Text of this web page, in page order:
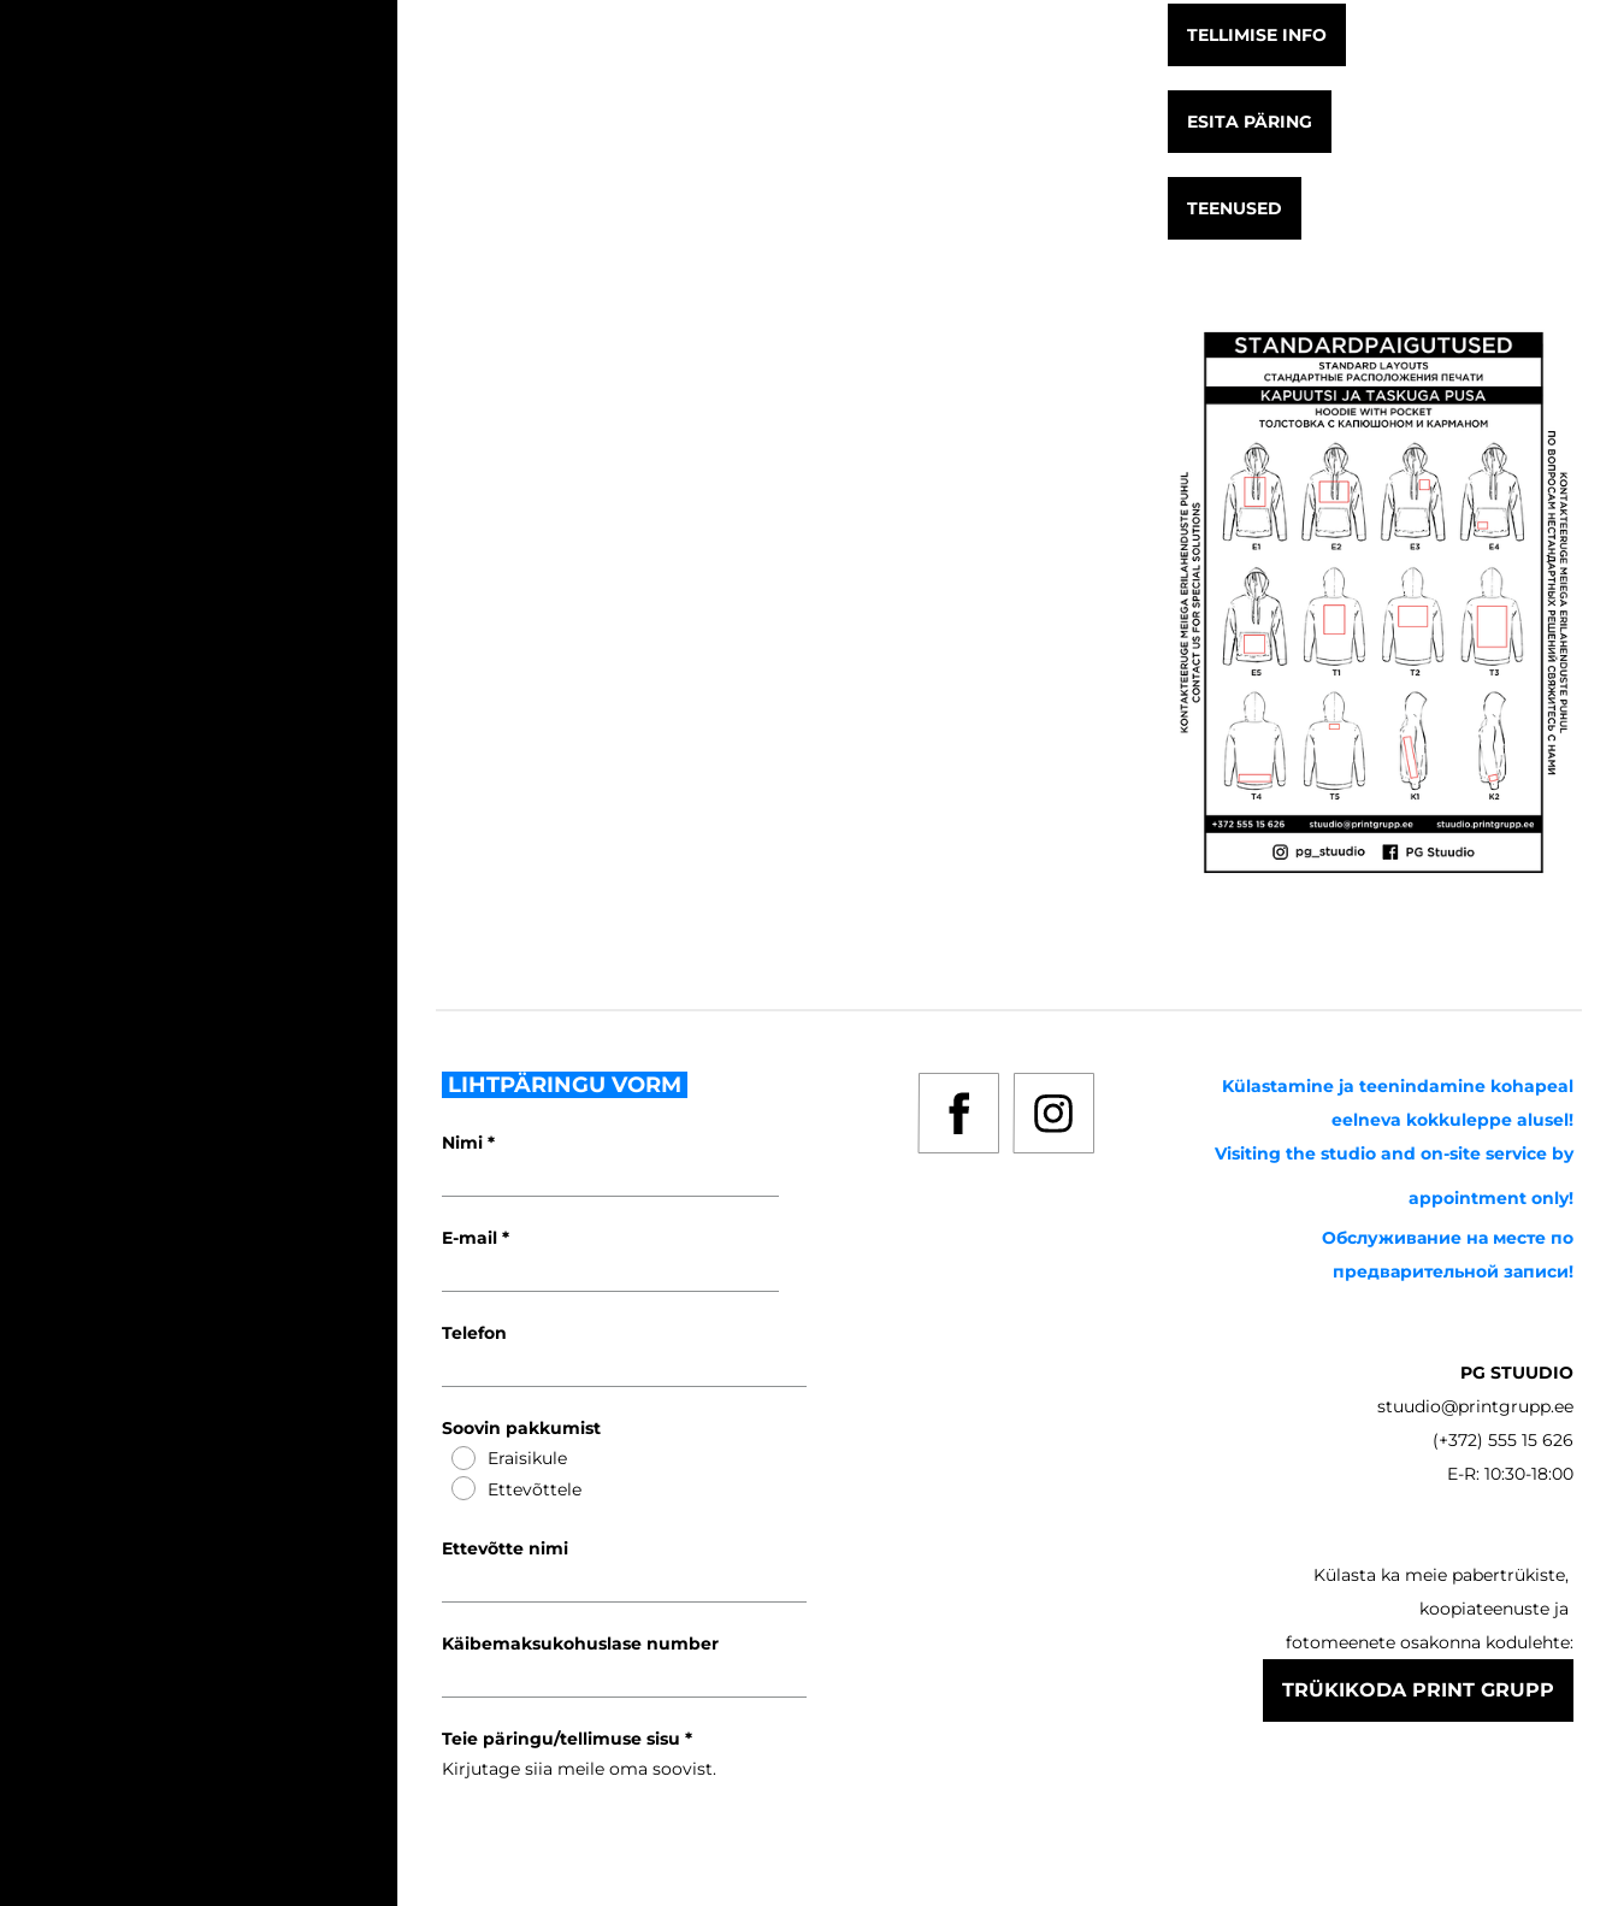
TELLIMISE INFO
ESITA PÄRING
TEENUSED
LIHTPÄRINGU VORM
Nimi
E-mail
Telefon
Soovin pakkumist
Eraisikule
Ettevõttele
Ettevõtte nimi
Käibemaksukohuslase number
Teie päringu/tellimuse sisu
Külastamine ja teenindamine kohapeal
eelneva kokkuleppe alusel!
Visiting the studio and on-site service by
appointment only!
Обслуживание на месте по
предварительной записи!
PG STUUDIO
stuudio@printgrupp.ee
(+372) 555 15 626
E-R: 10:30-18:00
Külasta ka meie pabertrükiste,
koopiateenuste ja
fotomeenete osakonna kodulehte:
TRÜKIKODA PRINT GRUPP